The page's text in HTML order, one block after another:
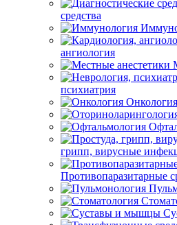
средства
ангиология
психиатрия
Онкология
грипп, вирусные
Противопаразитарные